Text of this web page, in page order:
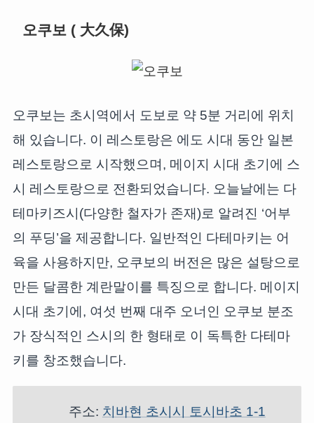
오쿠보 ( 大久保)
오쿠보는 초시역에서 도보로 약 5분 거리에 위치
해 있습니다. 이 레스토랑은 에도 시대 동안 일본
레스토랑으로 시작했으며, 메이지 시대 초기에 스
시 레스토랑으로 전환되었습니다. 오늘날에는 다
테마키즈시(다양한 철자가 존재)로 알려진 ‘어부
의 푸딩’을 제공합니다. 일반적인 다테마키는 어
육을 사용하지만, 오쿠보의 버전은 많은 설탕으로
만든 달콤한 계란말이를 특징으로 합니다. 메이지
시대 초기에, 여섯 번째 대주 오너인 오쿠보 분조
가 장식적인 스시의 한 형태로 이 독특한 다테마
키를 창조했습니다.
주소: 치바현 초시시 토시바초 1-1